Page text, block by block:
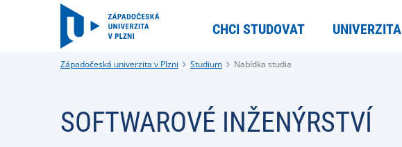
CHCI STUDOVAT UNIVERZITA
Západočeská univerzita v Plzni Studium Nabídka studia
SOFTWAROVÉ INŽENÝRSTVÍ